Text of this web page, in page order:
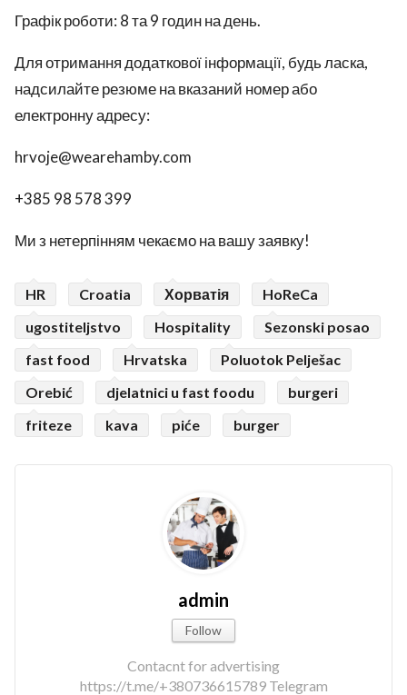
Графік роботи: 8 та 9 годин на день.
Для отримання додаткової інформації, будь ласка,
надсилайте резюме на вказаний номер або
електронну адресу:
hrvoje@wearehamby.com
+385 98 578 399
Ми з нетерпінням чекаємо на вашу заявку!
HR Croatia Хорватія
HoReCa
ugostiteljstvo
Hospitality
Sezonski posao
fast food
Hrvatska
Poluotok Pelješac
Orebić
djelatnici u fast foodu
burgeri
friteze
kava piće burger
admin
Follow
Contacnt for advertising
https://t.me/+380736615789 Telegram